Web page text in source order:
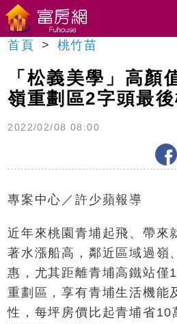
首頁 桃竹苗
「松義美學」高
嶺重劃區2字頭最
2022/02/08 08:00
專案中心／許少蘋報導
近年來桃園青埔起飛、帶來
著水漲船高，鄰近區域過嶺
惠，尤其距離青埔高鐵站僅
重劃區，享有青埔生活機能
性，每坪房價比起青埔省10